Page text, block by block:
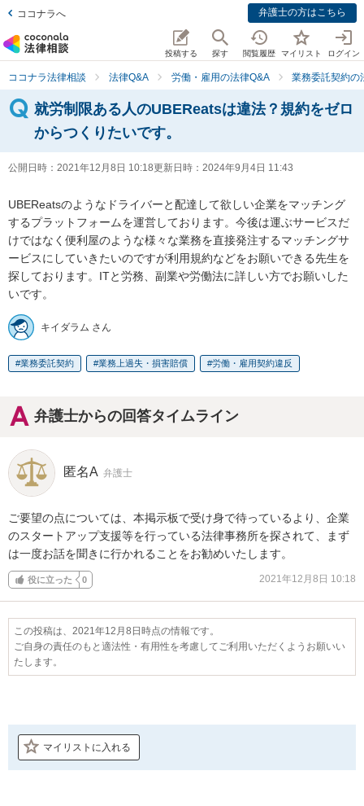
ココナラへ 弁護士の方はこちら
投稿する 探す 閲覧履歴 マイリスト ログイン
ココナラ法律相談 法律Q&A 労働・雇用の法律Q&A 業務委託契約の
就労制限ある人のUBEReatsは違法？規約をゼロ
からつくりたいです。
公開日時： 2021年12月8日 10:18更新日時： 2024年9月4日 11:43
UBEReatsのようなドライバーと配達して欲しい企業をマッチング
するプラットフォームを運営しております。今後は運ぶサービスだ
けではなく便利屋のような様々な業務を直接発注するマッチングサ
ービスにしていきたいのですが利用規約などをお願いできる先生を
探しております。ITと労務、副業や労働法に詳しい方でお願いした
いです。
キイダラム さん
業務委託契約 業務上過失・損害賠償 労働・雇用契約違反
弁護士からの回答タイムライン
匿名A 弁護士
ご要望の点については、本掲示板で受け身で待っているより、企業
のスタートアップ支援等を行っている法律事務所を探されて、まず
は一度お話を聞きに行かれることをお勧めいたします。
役に立った 0 2021年12月8日 10:18
この投稿は、2021年12月8日時点の情報です。
ご自身の責任のもと適法性・有用性を考慮してご利用いただくようお願いい
たします。
マイリストに入れる